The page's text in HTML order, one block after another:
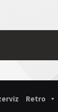
Retro